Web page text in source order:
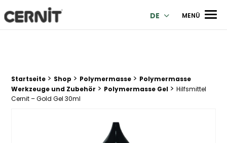
Cernit Une qualité haut de gamme pour des créations
DE MENÜ
Breadcrumb Trail:
Startseite > Shop > Polymermasse > Polymermasse
Werkzeuge und Zubehör > Polymermasse Gel > Hilfsmittel
Cernit – Gold Gel 30ml